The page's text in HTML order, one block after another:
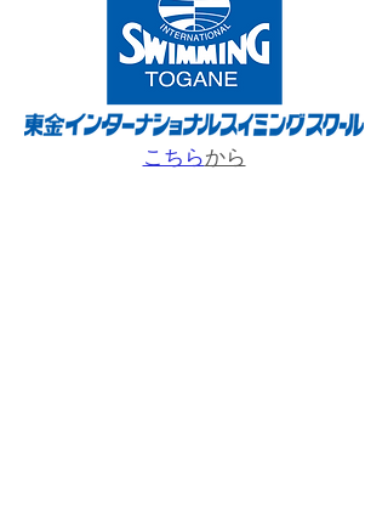
こちらから